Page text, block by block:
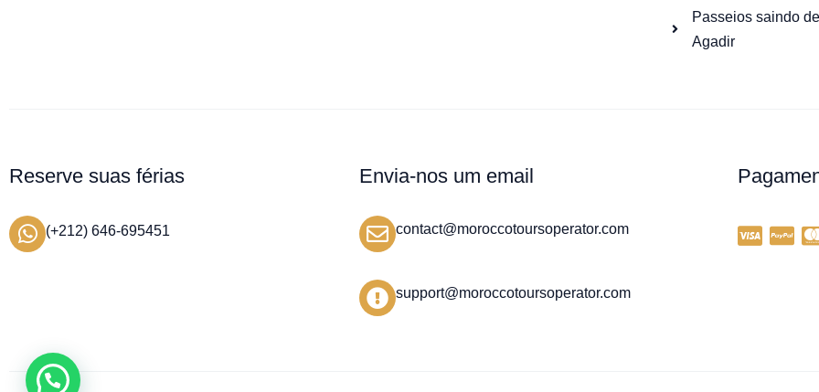
Passeios saindo
Agadir
Reserve suas férias
(+212) 646-695451
Envia-nos um email
contact@moroccotoursoperator.com
support@moroccotoursoperator.com